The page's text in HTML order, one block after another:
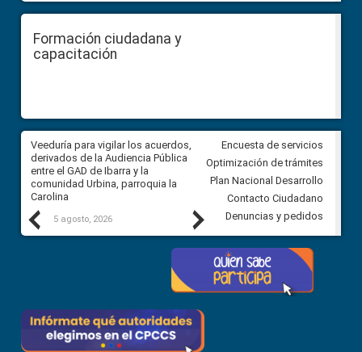
Formación ciudadana y
capacitación
Previous
Veeduría para vigilar los acuerdos,
derivados de la Audiencia Pública
entre el GAD de Ibarra y la
comunidad Urbina, parroquia la
Carolina
5 agosto, 2026
CPCCS convoca a Veeduría
Ciudadana para vigilar el
en la Universidad de Cuenca
5 agosto, 2026
Next
Encuesta de servicios
Optimización de trámites
Plan Nacional Desarrollo
Contacto Ciudadano
Denuncias y pedidos